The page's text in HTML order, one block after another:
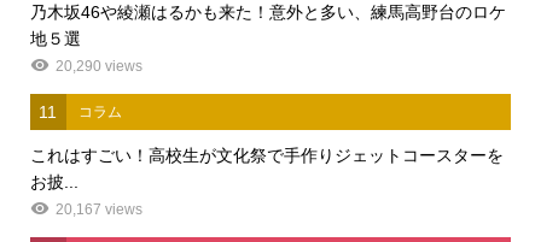
乃木坂46や綾瀬はるかも来た！意外と多い、練馬高野台のロケ
地５選
20,290 views
11 コラム
これはすごい！高校生が文化祭で手作りジェットコースターを
お披...
20,167 views